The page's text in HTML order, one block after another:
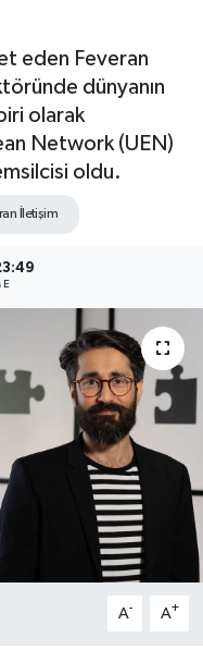
eden Feveran
dünyanın
olarak
Network (UEN)
oldu.
İletişim
A- A+